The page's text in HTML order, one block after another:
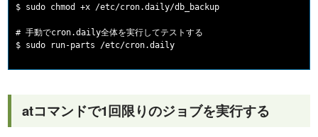
$ sudo chmod +x /etc/cron.daily/db_backup
# 手動でcron.daily全体を実行してテストする
atコマンドで1回限りのジョブを実行する